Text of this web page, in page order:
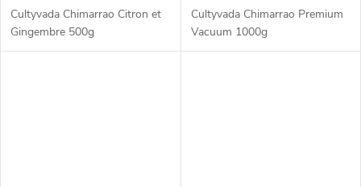
Cultyvada Chimarrao Citron et
Gingembre 500g
Cultyvada Chimarrao Premium
Vacuum 1000g